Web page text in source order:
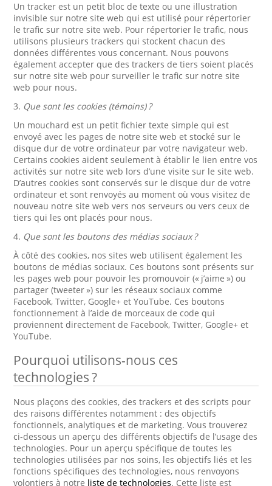
Un tracker est un petit bloc de texte ou une illustration
invisible sur notre site web qui est utilisé pour répertorier
le trafic sur notre site web. Pour répertorier le trafic, nous
utilisons plusieurs trackers qui stockent chacun des
données différentes vous concernant. Nous pouvons
également accepter que des trackers de tiers soient placés
sur notre site web pour surveiller le trafic sur notre site
web pour nous.
3. Que sont les cookies (témoins) ?
Un mouchard est un petit fichier texte simple qui est
envoyé avec les pages de notre site web et stocké sur le
disque dur de votre ordinateur par votre navigateur web.
Certains cookies aident seulement à établir le lien entre vos
activités sur notre site web lors d’une visite sur le site web.
D’autres cookies sont conservés sur le disque dur de votre
ordinateur et sont renvoyés au moment où vous visitez de
nouveau notre site web vers nos serveurs ou vers ceux de
tiers qui les ont placés pour nous.
4. Que sont les boutons des médias sociaux ?
À côté des cookies, nos sites web utilisent également les
boutons de médias sociaux. Ces boutons sont présents sur
les pages web pour pouvoir les promouvoir (« j’aime ») ou
partager (tweeter ») sur les réseaux sociaux comme
Facebook, Twitter, Google+ et YouTube. Ces boutons
fonctionnement à l’aide de morceaux de code qui
proviennent directement de Facebook, Twitter, Google+ et
YouTube.
Pourquoi utilisons-nous ces
technologies ?
Nous plaçons des cookies, des trackers et des scripts pour
des raisons différentes notamment : des objectifs
fonctionnels, analytiques et de marketing. Vous trouverez
ci-dessous un aperçu des différents objectifs de l’usage des
technologies. Pour un aperçu spécifique de toutes les
technologies utilisées par nos soins, les objectifs liés et les
fonctions spécifiques des technologies, nous renvoyons
volontiers à notre liste de technologies. Cette liste est